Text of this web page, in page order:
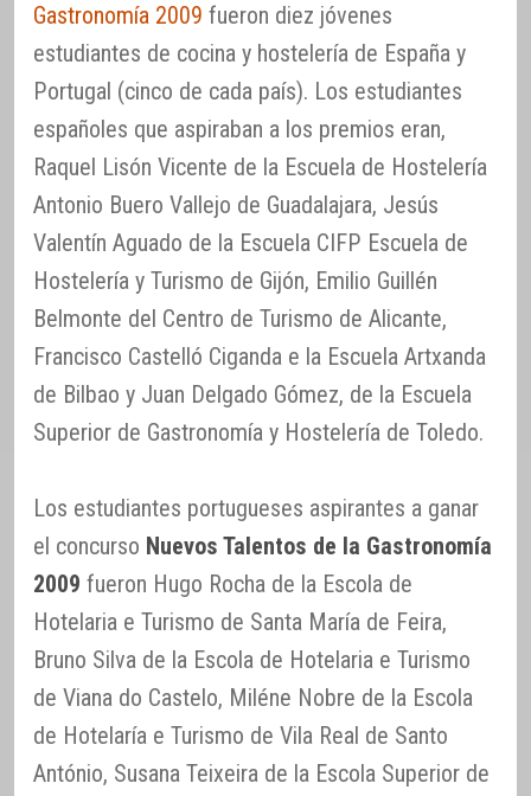
Gastronomía 2009 fueron diez jóvenes
estudiantes de cocina y hostelería de España y
Portugal (cinco de cada país). Los estudiantes
españoles que aspiraban a los premios eran,
Raquel Lisón Vicente de la Escuela de Hostelería
Antonio Buero Vallejo de Guadalajara, Jesús
Valentín Aguado de la Escuela CIFP Escuela de
Hostelería y Turismo de Gijón, Emilio Guillén
Belmonte del Centro de Turismo de Alicante,
Francisco Castelló Ciganda e la Escuela Artxanda
de Bilbao y Juan Delgado Gómez, de la Escuela
Superior de Gastronomía y Hostelería de Toledo.
Los estudiantes portugueses aspirantes a ganar
el concurso Nuevos Talentos de la Gastronomía
2009 fueron Hugo Rocha de la Escola de
Hotelaria e Turismo de Santa María de Feira,
Bruno Silva de la Escola de Hotelaria e Turismo
de Viana do Castelo, Miléne Nobre de la Escola
de Hotelaría e Turismo de Vila Real de Santo
António, Susana Teixeira de la Escola Superior de